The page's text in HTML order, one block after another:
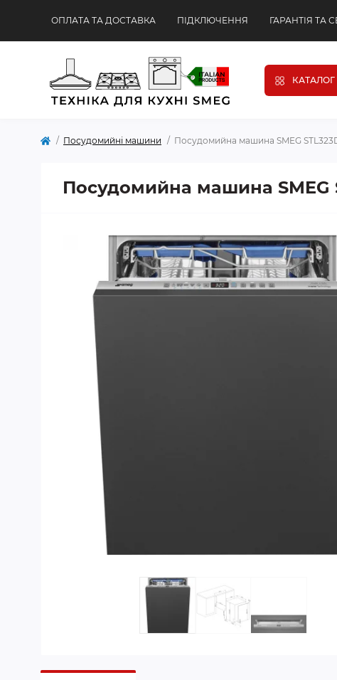
ОПЛАТА ТА ДОСТАВКА ПІДКЛЮЧЕННЯ ГАРАНТІЯ ТА
КАТАЛОГ
Посудомийні машини Посудомийна машина SMEG
Посудомийна машина SMEG